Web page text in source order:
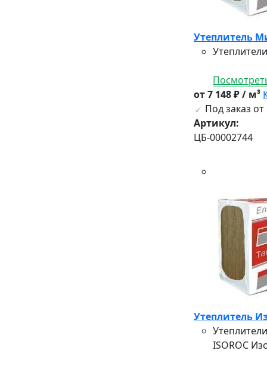
Утеплитель
от 7 148 ₽ / м³
Под заказ от
Артикул:
ЦБ-00002744
Утеплитель
ISOROC